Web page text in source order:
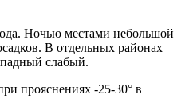
Ночью местами небольшой
В отдельных районах
слабый.
прояснениях -25-30° в